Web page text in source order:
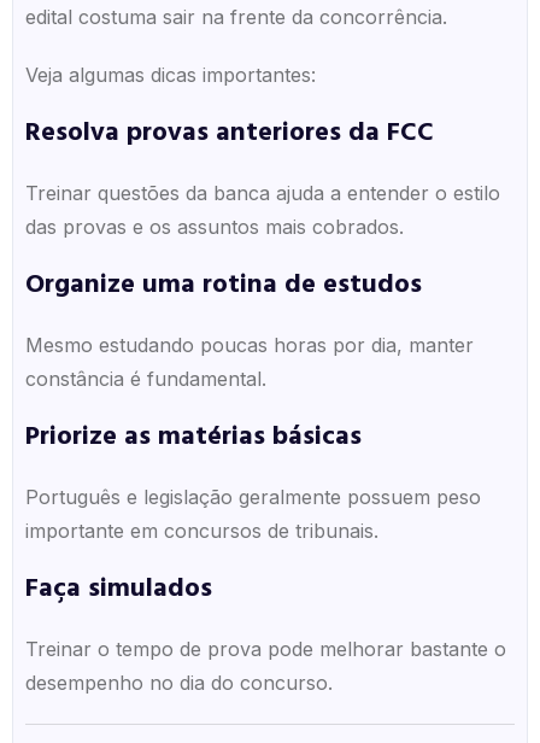
edital costuma sair na frente da concorrência.
Veja algumas dicas importantes:
Resolva provas anteriores da FCC
Treinar questões da banca ajuda a entender o estilo
das provas e os assuntos mais cobrados.
Organize uma rotina de estudos
Mesmo estudando poucas horas por dia, manter
constância é fundamental.
Priorize as matérias básicas
Português e legislação geralmente possuem peso
importante em concursos de tribunais.
Faça simulados
Treinar o tempo de prova pode melhorar bastante o
desempenho no dia do concurso.